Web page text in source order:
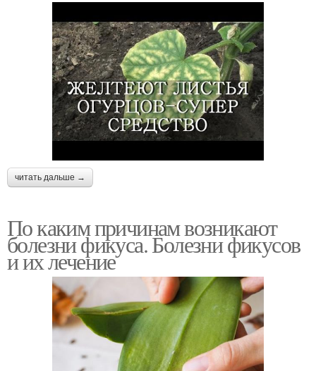
читать дальше →
По каким причинам возникают
болезни фикуса. Болезни фикусов
и их лечение